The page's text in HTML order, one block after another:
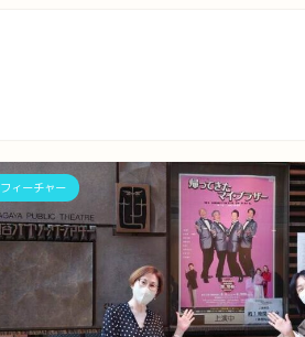
フィーチャー